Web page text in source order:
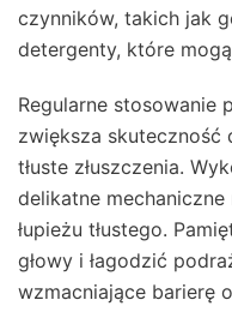
czynników, takich jak
detergenty, które
Regularne stosowanie
zwiększa skuteczność
tłuste złuszczenia.
delikatne
łupieżu tłustego.
głowy i łagodzić
wzmacniające barierę